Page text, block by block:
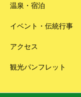
温泉・宿泊
イベント・伝統行事
アクセス
観光パンフレット